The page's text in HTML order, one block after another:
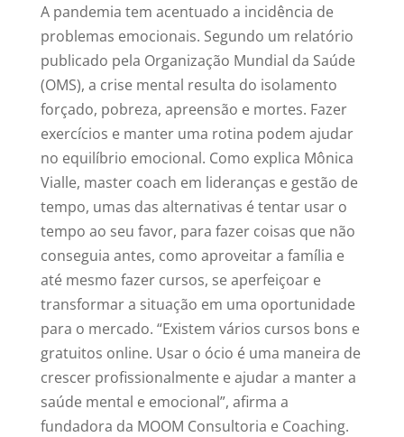
A pandemia tem acentuado a incidência de
problemas emocionais. Segundo um relatório
publicado pela Organização Mundial da Saúde
(OMS), a crise mental resulta do isolamento
forçado, pobreza, apreensão e mortes. Fazer
exercícios e manter uma rotina podem ajudar
no equilíbrio emocional. Como explica Mônica
Vialle, master coach em lideranças e gestão de
tempo, umas das alternativas é tentar usar o
tempo ao seu favor, para fazer coisas que não
conseguia antes, como aproveitar a família e
até mesmo fazer cursos, se aperfeiçoar e
transformar a situação em uma oportunidade
para o mercado. “Existem vários cursos bons e
gratuitos online. Usar o ócio é uma maneira de
crescer profissionalmente e ajudar a manter a
saúde mental e emocional”, afirma a
fundadora da MOOM Consultoria e Coaching.